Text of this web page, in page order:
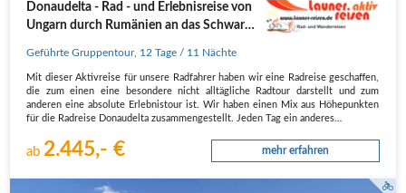
Donaudelta - Rad - und Erlebnisreise von
Ungarn durch Rumänien an das Schwarze
Geführte Gruppentour, 12 Tage / 11 Nächte
Mit dieser Aktivreise für unsere Radfahrer haben wir eine Radreise geschaffen,
die zum einen eine besondere nicht alltägliche Radtour darstellt und zum
anderen eine absolute Erlebnistour ist. Wir haben einen Mix aus Höhepunkten
für die Radreise Donaudelta zusammengestellt. Jeden Tag ein anderes…
ab2.445,- € mehr erfahren
MS Primadonna in voller Fahrt auf der Donau